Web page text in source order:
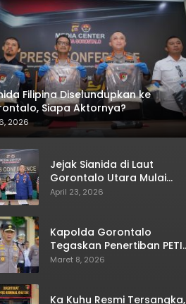
Filipina Diselundupkan ke
Siapa Aktornya?
2026
Jejak Sianida di Laut
Gorontalo Utara Mulai
Terkuak
April 23, 2026
Kapolda Gorontalo
Tegaskan Penertiban PETI
Terus Berjalan
Maret 8, 2026
Ka Kuhu Resmi Tersangka,